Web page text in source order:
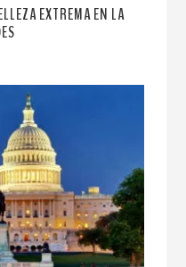
EXTREMA EN LA